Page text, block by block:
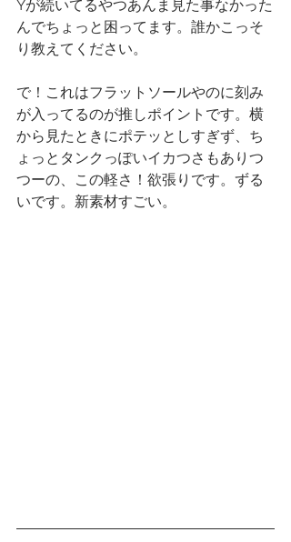
Yが続いてるやつあんま見た事なかった
んでちょっと困ってます。誰かこっそ
り教えてください。
で！これはフラットソールやのに刻み
が入ってるのが推しポイントです。横
から見たときにポテッとしすぎず、ち
ょっとタンクっぽいイカつさもありつ
つーの、この軽さ！欲張りです。ずる
いです。新素材すごい。